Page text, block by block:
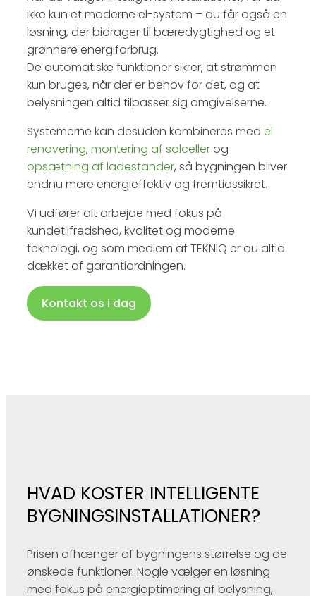
ikke kun et moderne el-system – du får også en
løsning, der bidrager til bæredygtighed og et
grønnere energiforbrug.
De automatiske funktioner sikrer, at strømmen
kun bruges, når der er behov for det, og at
belysningen altid tilpasser sig omgivelserne.
Systemerne kan desuden kombineres med el
renovering, montering af solcellerog
opsætning af ladestander, så bygningen bliver
endnu mere energieffektiv og fremtidssikret.
Vi udfører alt arbejde med fokus på
kundetilfredshed, kvalitet og moderne
teknologi, og som medlem af TEKNIQ er du altid
dækket af garantiordningen.
Kontakt os i dag
HVAD KOSTER INTELLIGENTE
BYGNINGSINSTALLATIONER?
Prisen afhænger af bygningens størrelse og de
ønskede funktioner. Nogle vælger en løsning
med fokus på energioptimering af belysning,